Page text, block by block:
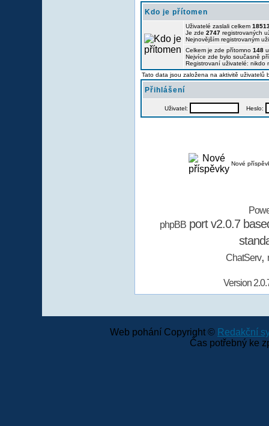
Kdo je přítomen
Uživatelé zaslali celkem
Je zde 2747 registrovaných
Nejnovějším registrovaným
Celkem je zde přítomno 148
Nejvíce zde bylo současně
Registrovaní uživatelé: nikdo
Tato data jsou založena na aktivitě uživatelů
Přihlášení
Uživatel: Heslo:
Nové
phpBBport v2.0.7
ChatServ,
Version
Web pohání Copyright © Redakční
Čas potřebný ke